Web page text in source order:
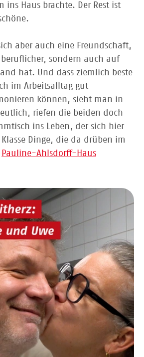
ins Haus brachte. Der Rest ist
aber auch eine Freundschaft,
sondern auch auf
hat. Und dass ziemlich beste
im Arbeitsalltag gut
können, sieht man in
riefen die beiden doch
ins Leben, der sich hier
Dinge, die da drüben im
Pauline-Ahlsdorff-Haus